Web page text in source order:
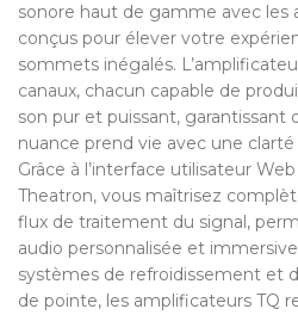
sonore haut de gamme avec les
conçus pour élever votre
sommets inégalés.
canaux, chacun capable de
son pur et puissant, garantissant
nuance prend vie avec une
Grâce à l’interface utilisateur
Theatron, vous maîtrisez
flux de traitement du signal,
audio personnalisée et
systèmes de refroidissement et
de pointe, les amplificateurs TQ